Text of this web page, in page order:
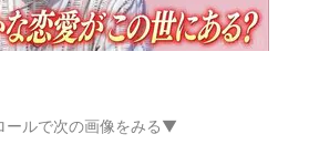
ルで次の画像をみる▼